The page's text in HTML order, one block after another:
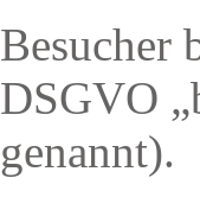
Besucher
DSGVO
genannt).